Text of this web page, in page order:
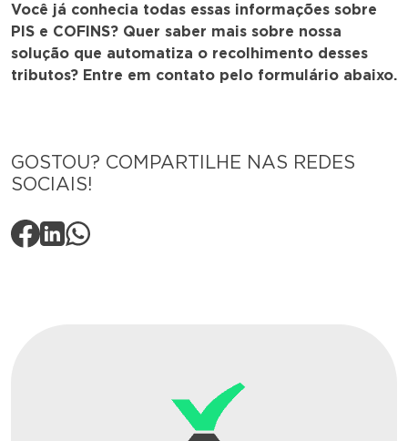
Você já conhecia todas essas informações sobre
PIS e COFINS? Quer saber mais sobre nossa
solução que automatiza o recolhimento desses
tributos? Entre em contato pelo formulário abaixo.
GOSTOU? COMPARTILHE NAS REDES
SOCIAIS!